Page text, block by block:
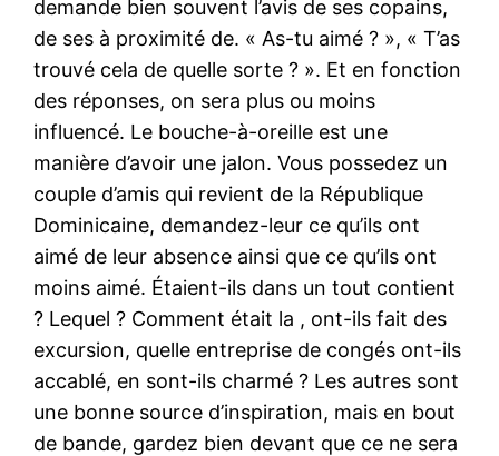
demande bien souvent l’avis de ses copains,
de ses à proximité de. « As-tu aimé ? », « T’as
trouvé cela de quelle sorte ? ». Et en fonction
des réponses, on sera plus ou moins
influencé. Le bouche-à-oreille est une
manière d’avoir une jalon. Vous possedez un
couple d’amis qui revient de la République
Dominicaine, demandez-leur ce qu’ils ont
aimé de leur absence ainsi que ce qu’ils ont
moins aimé. Étaient-ils dans un tout contient
? Lequel ? Comment était la , ont-ils fait des
excursion, quelle entreprise de congés ont-ils
accablé, en sont-ils charmé ? Les autres sont
une bonne source d’inspiration, mais en bout
de bande, gardez bien devant que ce ne sera